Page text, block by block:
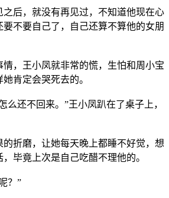
后，就没有再见过，不知道他现在心
要不要自己了，自己还算不算他的女朋
，王小凤就非常的慌，生怕和周小宝
肯定会哭死去的。
么还不回来。”王小凤趴在了桌子上，
折磨，让她每天晚上都睡不好觉，想
毕竟上次是自己吃醋不理他的。
？”